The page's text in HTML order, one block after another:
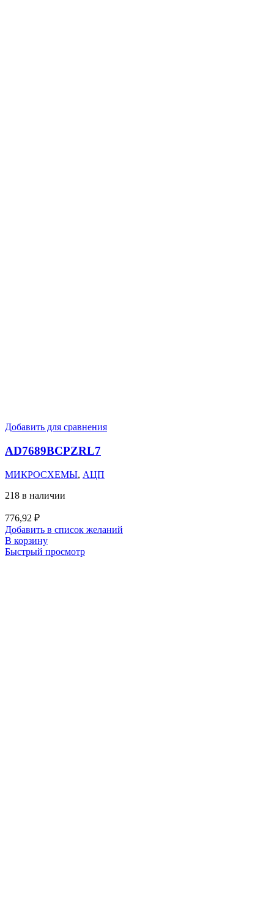
Добавить для сравнения
AD7689BCPZRL7
МИКРОСХЕМЫ, АЦП
218 в наличии
776,92 ₽
Добавить в список желаний
В корзину
Быстрый просмотр